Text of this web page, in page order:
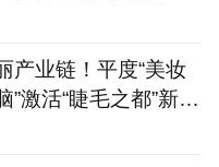
产业链！平度“美妆
”激活“睫毛之都”新动